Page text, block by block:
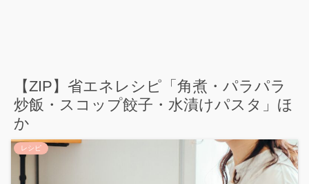
【ZIP】省エネレシピ「角煮・パラパラ
炒飯・スコップ餃子・水漬けパスタ」ほ
か
レシピ